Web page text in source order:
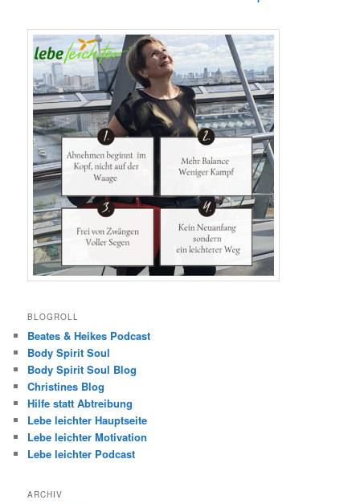
BLOGROLL
Beates & Heikes Podcast
Body Spirit Soul
Body Spirit Soul Blog
Christines Blog
Hilfe statt Abtreibung
Lebe leichter Hauptseite
Lebe leichter Motivation
Lebe leichter Podcast
ARCHIV